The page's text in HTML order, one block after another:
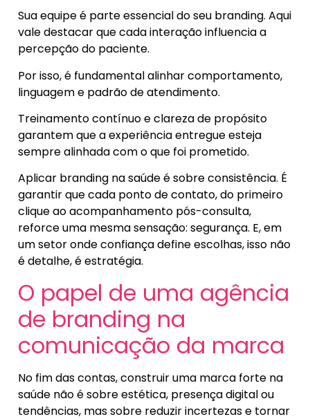
Sua equipe é parte essencial do seu branding. Aqui
vale destacar que cada interação influencia a
percepção do paciente.
Por isso, é fundamental alinhar comportamento,
linguagem e padrão de atendimento.
Treinamento contínuo e clareza de propósito
garantem que a experiência entregue esteja
sempre alinhada com o que foi prometido.
Aplicar branding na saúde é sobre consistência. É
garantir que cada ponto de contato, do primeiro
clique ao acompanhamento pós-consulta,
reforce uma mesma sensação: segurança. E, em
um setor onde confiança define escolhas, isso não
é detalhe, é estratégia.
O papel de uma agência
de branding na
comunicação da marca
No fim das contas, construir uma marca forte na
saúde não é sobre estética, presença digital ou
tendências, mas sobre reduzir incertezas e tornar